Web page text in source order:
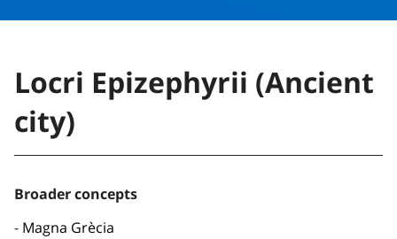
Locri Epizephyrii (Ancient
city)
Broader concepts
Magna Grècia